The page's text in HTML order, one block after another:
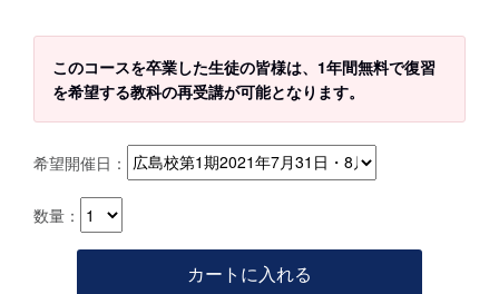
このコースを卒業した生徒の皆様は、1年間無料で復習
を希望する教科の再受講が可能となります。
希望開催日：
数量：
カートに入れる